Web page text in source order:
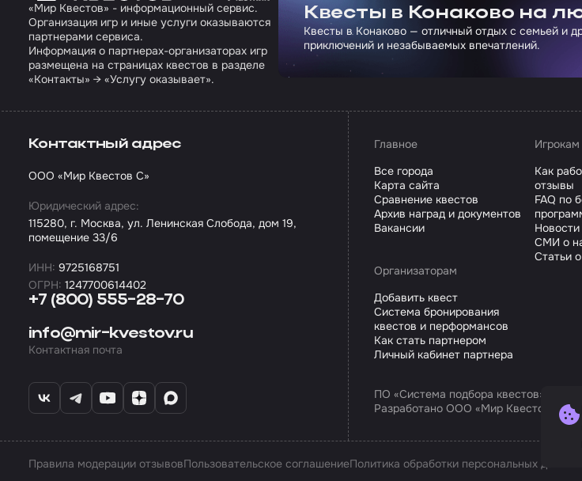
«Мир Квестов» - информационный сервис.
Организация игр и иные услуги оказываются
партнерами сервиса.
Информация о партнерах-организаторах игр
размещена на страницах квестов в разделе
«Контакты» → «Услугу оказывает».
Квесты в Конаково на
Квесты в Конаково — отличный отдых с семьей и
приключений и незабываемых впечатлений.
+7 (800) 555-28-70
info@mir-kvestov.ru
Контактная почта
Контактный адрес
ООО «Мир Квестов С»
Юридический адрес:
115280, г. Москва, ул. Ленинская Слобода, дом 19,
помещение 33/6
ИНН: 9725168751
ОГРН: 1247700614402
Главное
Все города
Карта сайта
Сравнение квестов
Архив наград и документов
Вакансии
Игрокам
Как
отзывы
FAQ по
СМИ о
Статьи
Организаторам
Добавить квест
Система бронирования
квестов и перформансов
Как стать партнером
Личный кабинет партнера
ПО «Система подбора квестов»
Разработано ООО «Мир Квестов С»,
Правила модерации отзывовПользовательское соглашениеПолитика обработки персональных данных